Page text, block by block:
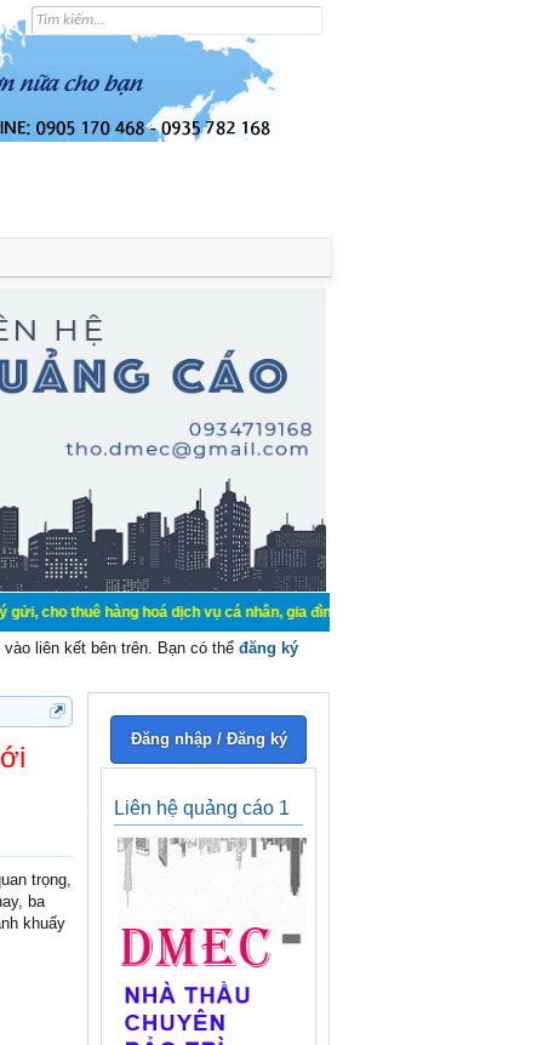
hoá dịch vụ cá nhân, gia đình. Mua bán, ký gửi, cho thuê thiết bị hệ
liên kết bên trên. Bạn có thể đăng ký
trọng,
ba
khuấy
Đăng nhập / Đăng ký
Liên hệ quảng cáo 1